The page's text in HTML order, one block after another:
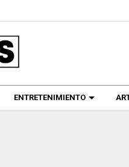
ENTRETENIMIENTO